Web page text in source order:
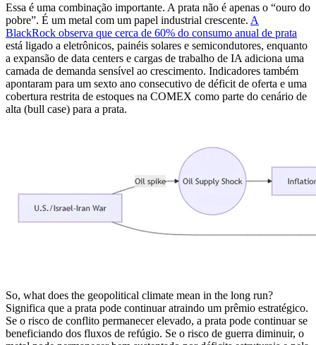
Essa é uma combinação importante. A prata não é apenas o “ouro do
pobre”. É um metal com um papel industrial crescente. A
BlackRock observa que cerca de 60% do consumo anual de prata
está ligado a eletrônicos, painéis solares e semicondutores, enquanto
a expansão de data centers e cargas de trabalho de IA adiciona uma
camada de demanda sensível ao crescimento. Indicadores também
apontaram para um sexto ano consecutivo de déficit de oferta e uma
cobertura restrita de estoques na COMEX como parte do cenário de
alta (bull case) para a prata.
So, what does the geopolitical climate mean in the long run?
Significa que a prata pode continuar atraindo um prêmio estratégico.
Se o risco de conflito permanecer elevado, a prata pode continuar se
beneficiando dos fluxos de refúgio. Se o risco de guerra diminuir, o